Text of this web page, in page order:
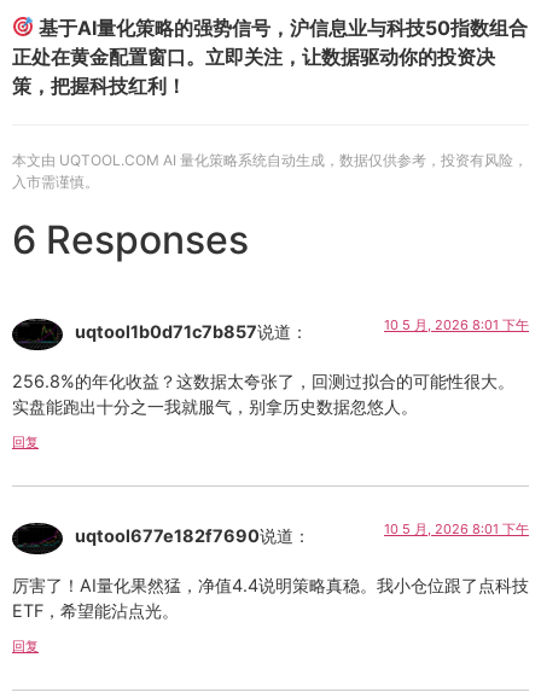
基于AI量化策略的强势信号，沪信息业与科技50指数组合
正处在黄金配置窗口。立即关注，让数据驱动你的投资决
策，把握科技红利！
本文由 UQTOOL.COM AI 量化策略系统自动生成，数据仅供参考，投资有风险，
入市需谨慎。
6 Responses
uqtool1b0d71c7b857说道： 10 5 月, 2026 8:01 下午
256.8%的年化收益？这数据太夸张了，回测过拟合的可能性很大。
实盘能跑出十分之一我就服气，别拿历史数据忽悠人。
回复
uqtool677e182f7690说道： 10 5 月, 2026 8:01 下午
厉害了！AI量化果然猛，净值4.4说明策略真稳。我小仓位跟了点科技
ETF，希望能沾点光。
回复